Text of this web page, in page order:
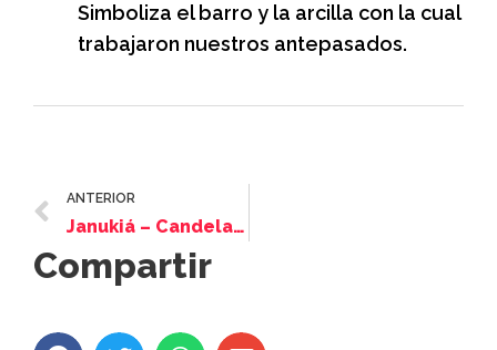
Simboliza el barro y la arcilla con la cual
trabajaron nuestros antepasados.
ANTERIOR
Janukiá – Candelabro de Jánuca
Compartir